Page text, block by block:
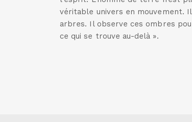
véritable univers en mouvement.
arbres. Il observe ces ombres
ce qui se trouve au-delà ».